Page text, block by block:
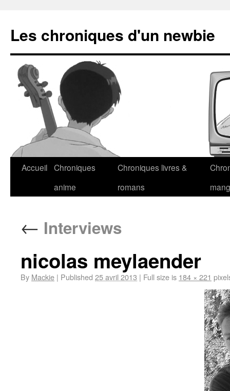
Les chroniques d'un newbie
Accueil Chroniques
anime
Chroniques livres &
romans
← Interviews
nicolas meylaender
By Mackie | Published 25 avril 2013 | Full size is 184 × 221